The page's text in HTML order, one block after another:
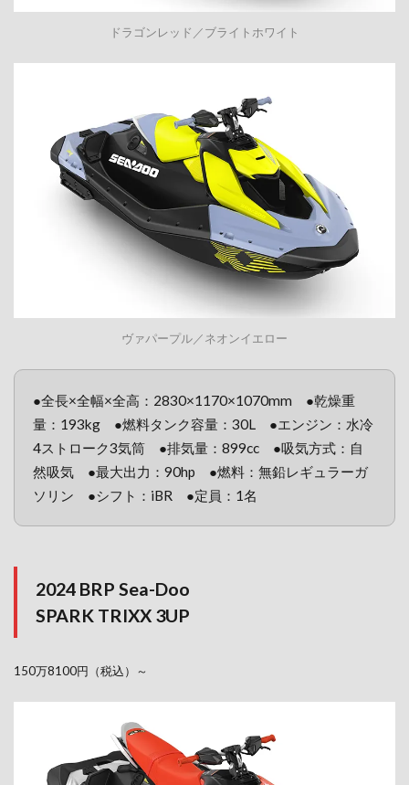
ドラゴンレッド／ブライトホワイト
ヴァパープル／ネオンイエロー
●全長×全幅×全高：2830×1170×1070mm ●乾燥重
量：193kg ●燃料タンク容量：30L ●エンジン：水冷
4ストローク3気筒 ●排気量：899cc ●吸気方式：自
然吸気 ●最大出力：90hp ●燃料：無鉛レギュラーガ
ソリン ●シフト：iBR ●定員：1名
2024 BRP Sea-Doo
SPARK TRIXX 3UP
150万8100円（税込）～